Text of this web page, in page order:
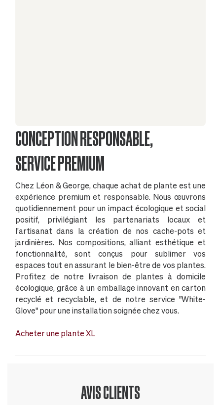
CONCEPTION RESPONSABLE,
SERVICE PREMIUM
Chez Léon & George, chaque achat de plante est une
expérience premium et responsable. Nous œuvrons
quotidiennement pour un impact écologique et social
positif, privilégiant les partenariats locaux et
l'artisanat dans la création de nos cache-pots et
jardinières. Nos compositions, alliant esthétique et
fonctionnalité, sont conçus pour sublimer vos
espaces tout en assurant le bien-être de vos plantes.
Profitez de notre livraison de plantes à domicile
écologique, grâce à un emballage innovant en carton
recyclé et recyclable, et de notre service "White-
Glove" pour une installation soignée chez vous.
Acheter une plante XL
AVIS CLIENTS